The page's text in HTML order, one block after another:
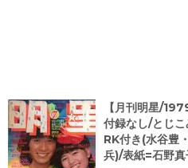
【月刊明星/
付録なし/とじ
RK付き(水谷豊
兵)/表紙=石野